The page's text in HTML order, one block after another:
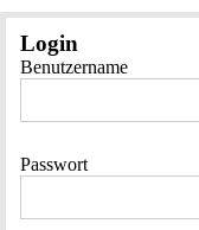
Login
Benutzername
Passwort